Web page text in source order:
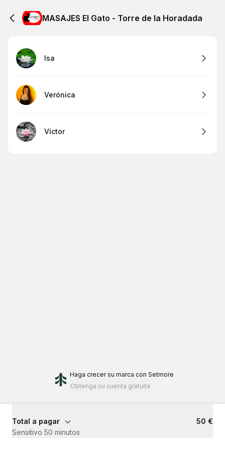
MASAJES El Gato - Torre de la Horadada
Isa
Verónica
Víctor
Haga crecer su marca con Setmore
Obtenga su cuenta gratuita
Total a pagar
50 €
Sensitivo 50 minutos